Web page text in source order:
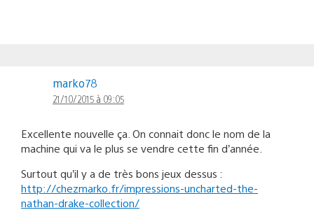
marko78
21/10/2015 à 09:05
Excellente nouvelle ça. On connait donc le nom de la
machine qui va le plus se vendre cette fin d’année.
Surtout qu’il y a de très bons jeux dessus :
http://chezmarko.fr/impressions-uncharted-the-
nathan-drake-collection/